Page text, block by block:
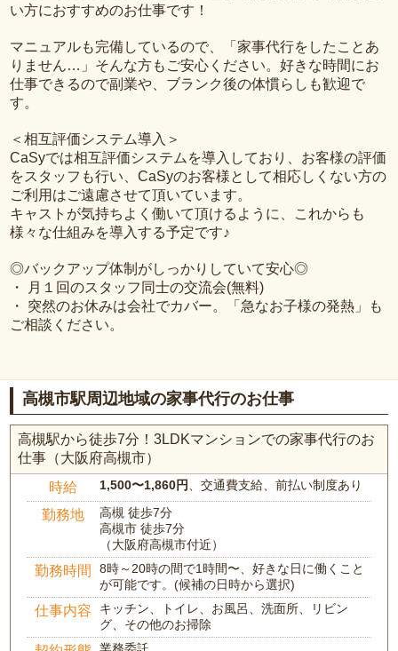
い方におすすめのお仕事です！
マニュアルも完備しているので、「家事代行をしたことあ
りません…」そんな方もご安心ください。好きな時間にお
仕事できるので副業や、ブランク後の体慣らしも歓迎で
す。
＜相互評価システム導入＞
CaSyでは相互評価システムを導入しており、お客様の評価
をスタッフも行い、CaSyのお客様として相応しくない方の
ご利用はご遠慮させて頂いています。
キャストが気持ちよく働いて頂けるように、これからも
様々な仕組みを導入する予定です♪
◎バックアップ体制がしっかりしていて安心◎
・ 月１回のスタッフ同士の交流会(無料)
・ 突然のお休みは会社でカバー。「急なお子様の発熱」も
ご相談ください。
高槻市駅周辺地域の家事代行のお仕事
高槻駅から徒歩7分！3LDKマンションでの家事代行のお
仕事（大阪府高槻市）
時給 1,500〜1,860円、交通費支給、前払い制度あり
勤務地
高槻 徒歩7分
高槻市 徒歩7分
（大阪府高槻市付近）
勤務時間
8時～20時の間で1時間〜、好きな日に働くこと
が可能です。(候補の日時から選択)
仕事内容
キッチン、トイレ、お風呂、洗面所、リビン
グ、その他のお掃除